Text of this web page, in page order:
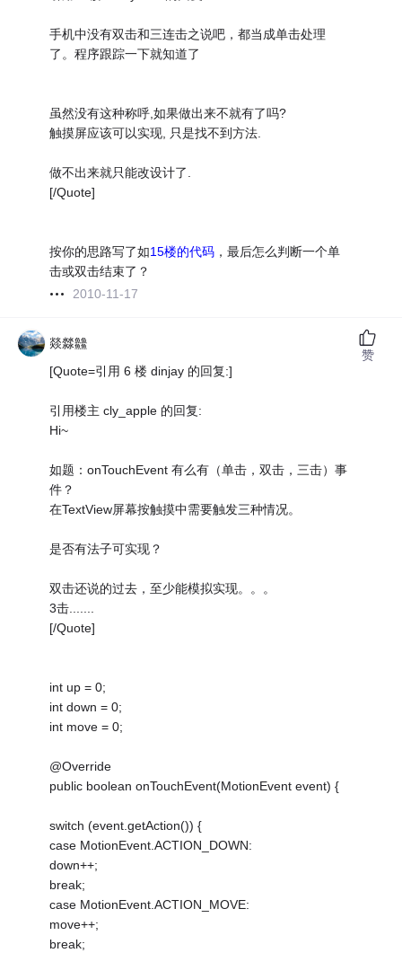
手机中没有双击和三连击之说吧，都当成单击处理
了。程序跟踪一下就知道了
虽然没有这种称呼,如果做出来不就有了吗?
触摸屏应该可以实现, 只是找不到方法.
做不出来就只能改设计了.
[/Quote]
按你的思路写了如15楼的代码 ，最后怎么判断一个单
击或双击结束了？
2010-11-17
燚㵘䲜
[Quote=引用 6 楼 dinjay 的回复:]
引用楼主 cly_apple 的回复:
Hi~
如题：onTouchEvent 有么有（单击，双击，三击）事
件？
在TextView屏幕按触摸中需要触发三种情况。
是否有法子可实现？
双击还说的过去，至少能模拟实现。。。
3击.......
[/Quote]
int up = 0;
int down = 0;
int move = 0;
@Override
public boolean onTouchEvent(MotionEvent event) {
switch (event.getAction()) {
case MotionEvent.ACTION_DOWN:
down++;
break;
case MotionEvent.ACTION_MOVE:
move++;
break;
赞